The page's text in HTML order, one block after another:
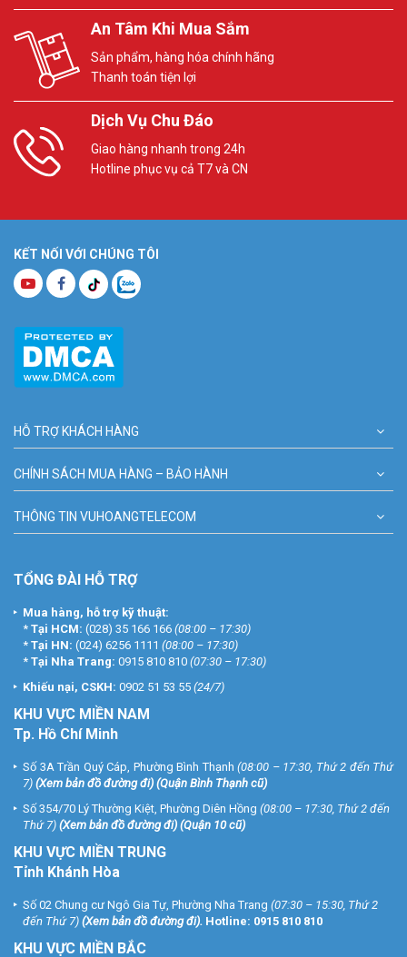
An Tâm Khi Mua Sắm
Sản phẩm, hàng hóa chính hãng
Thanh toán tiện lợi
Dịch Vụ Chu Đáo
Giao hàng nhanh trong 24h
Hotline phục vụ cả T7 và CN
KẾT NỐI VỚI CHÚNG TÔI
HỖ TRỢ KHÁCH HÀNG
CHÍNH SÁCH MUA HÀNG – BẢO HÀNH
THÔNG TIN VUHOANGTELECOM
TỔNG ĐÀI HỖ TRỢ
Mua hàng, hỗ trợ kỹ thuật:
* Tại HCM: (028) 35 166 166 (08:00 – 17:30)
* Tại HN: (024) 6256 1111 (08:00 – 17:30)
* Tại Nha Trang: 0915 810 810 (07:30 – 17:30)
Khiếu nại, CSKH: 0902 51 53 55 (24/7)
KHU VỰC MIỀN NAM
Tp. Hồ Chí Minh
Số 3A Trần Quý Cáp, Phường Bình Thạnh (08:00 – 17:30, Thứ 2 đến Thứ
7) (Xem bản đồ đường đi) (Quận Bình Thạnh cũ)
Số 354/70 Lý Thường Kiệt, Phường Diên Hồng (08:00 – 17:30, Thứ 2 đến
Thứ 7) (Xem bản đồ đường đi) (Quận 10 cũ)
KHU VỰC MIỀN TRUNG
Tỉnh Khánh Hòa
Số 02 Chung cư Ngô Gia Tự, Phường Nha Trang (07:30 – 15:30, Thứ 2
đến Thứ 7) (Xem bản đồ đường đi). Hotline: 0915 810 810
KHU VỰC MIỀN BẮC